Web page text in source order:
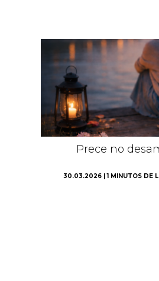
Prece no
30.03.2026 | 1 MINUTOS DE